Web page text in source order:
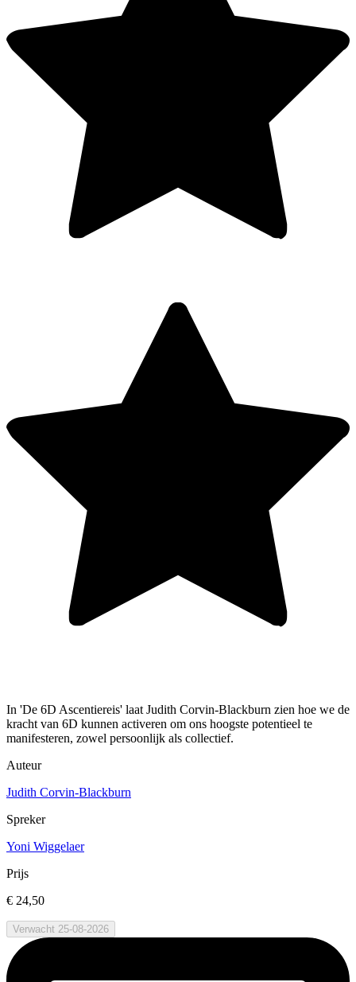
In 'De 6D Ascentiereis' laat Judith Corvin-Blackburn zien hoe we de
kracht van 6D kunnen activeren om ons hoogste potentieel te
manifesteren, zowel persoonlijk als collectief.
Auteur
Judith Corvin-Blackburn
Spreker
Yoni Wiggelaer
Prijs
€ 24,50
Verwacht 25-08-2026